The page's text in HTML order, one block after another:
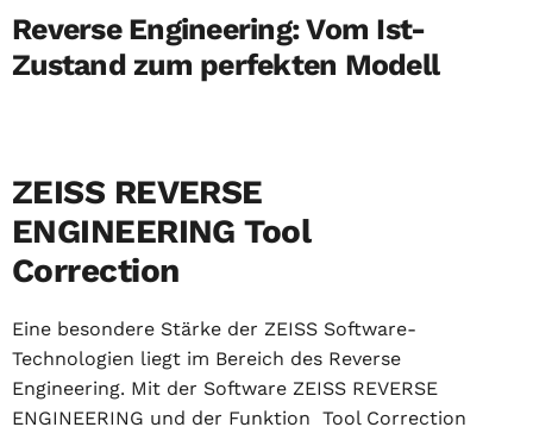
Reverse Engineering: Vom Ist-
Zustand zum perfekten Modell
ZEISS REVERSE
ENGINEERING Tool
Correction
Eine besondere Stärke der ZEISS Software-
Technologien liegt im Bereich des Reverse
Engineering. Mit der Software ZEISS REVERSE
ENGINEERING und der Funktion Tool Correction